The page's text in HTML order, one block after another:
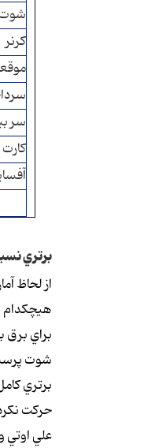
شوت
كرنر
سر
كارت
برتري
برتري
حركت
علي اوتي